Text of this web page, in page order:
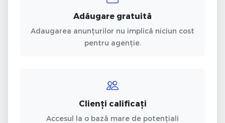
Adăugare gratuită
Adaugarea anunțurilor nu implică niciun cost
pentru agenție.
Clienți calificați
Accesul la o bază mare de potențiali